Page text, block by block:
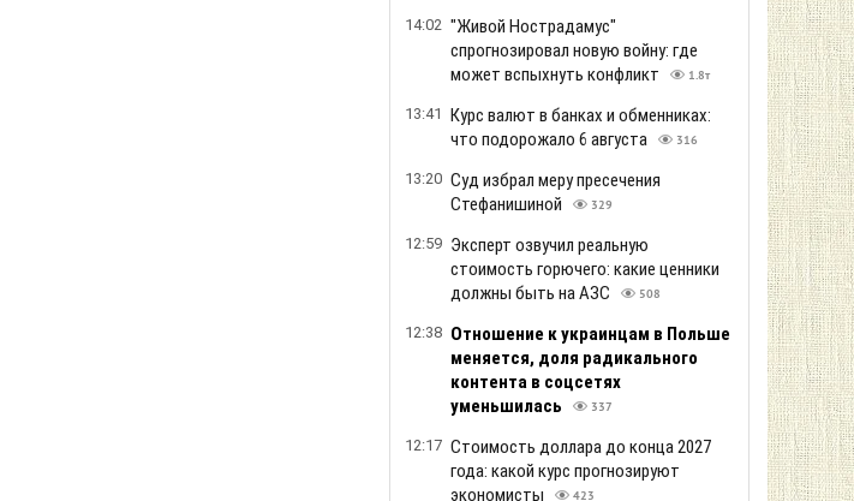
14:02 "Живой Нострадамус"
спрогнозировал новую войну: где
может вспыхнуть конфликт
1.8т
13:41 Курс валют в банках и обменниках:
что подорожало 6 августа
316
13:20 Суд избрал меру пресечения
Стефанишиной
329
12:59 Эксперт озвучил реальную
стоимость горючего: какие ценники
должны быть на АЗС
508
12:38 Отношение к украинцам в Польше
меняется, доля радикального
контента в соцсетях
уменьшилась
337
12:17 Стоимость доллара до конца 2027
года: какой курс прогнозируют
экономисты
423